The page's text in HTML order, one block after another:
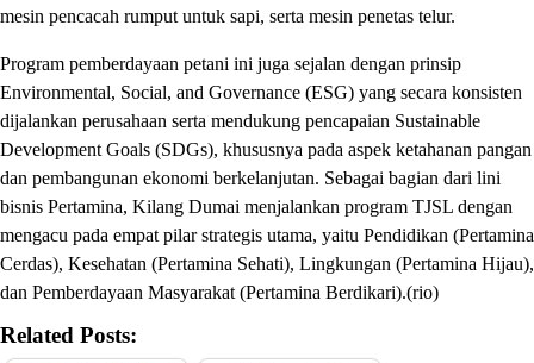
mesin pencacah rumput untuk sapi, serta mesin penetas telur.
Program pemberdayaan petani ini juga sejalan dengan prinsip
Environmental, Social, and Governance (ESG) yang secara konsisten
dijalankan perusahaan serta mendukung pencapaian Sustainable
Development Goals (SDGs), khususnya pada aspek ketahanan pangan
dan pembangunan ekonomi berkelanjutan. Sebagai bagian dari lini
bisnis Pertamina, Kilang Dumai menjalankan program TJSL dengan
mengacu pada empat pilar strategis utama, yaitu Pendidikan (Pertamina
Cerdas), Kesehatan (Pertamina Sehati), Lingkungan (Pertamina Hijau),
dan Pemberdayaan Masyarakat (Pertamina Berdikari).(rio)
Related Posts: